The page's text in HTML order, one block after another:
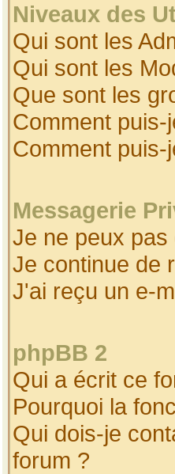
Niveaux des
Qui sont les
Qui sont les
Que sont les
Comment
Comment
Messagerie
Je ne peux
Je continue de
J'ai reçu un e-
phpBB 2
Qui a écrit ce
Pourquoi la
Qui dois-je
forum ?